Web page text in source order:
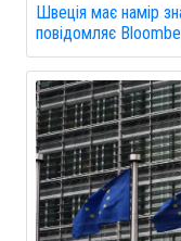
Швеція має намір
повідомляє